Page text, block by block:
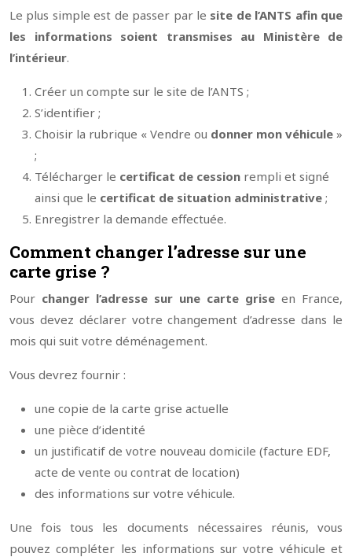
Le plus simple est de passer par le site de l’ANTS afin que
les informations soient transmises au Ministère de
l’intérieur.
Créer un compte sur le site de l’ANTS ;
S’identifier ;
Choisir la rubrique « Vendre ou donner mon véhicule »
;
Télécharger le certificat de cession rempli et signé
ainsi que le certificat de situation administrative ;
Enregistrer la demande effectuée.
Comment changer l’adresse sur une
carte grise ?
Pour changer l’adresse sur une carte grise en France,
vous devez déclarer votre changement d’adresse dans le
mois qui suit votre déménagement.
Vous devrez fournir :
une copie de la carte grise actuelle
une pièce d’identité
un justificatif de votre nouveau domicile (facture EDF,
acte de vente ou contrat de location)
des informations sur votre véhicule.
Une fois tous les documents nécessaires réunis, vous
pouvez compléter les informations sur votre véhicule et